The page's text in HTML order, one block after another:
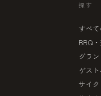
探す
すべ
BBQ
グラ
ゲス
サイ